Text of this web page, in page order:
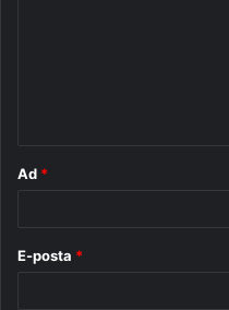
Ad *
E-posta *